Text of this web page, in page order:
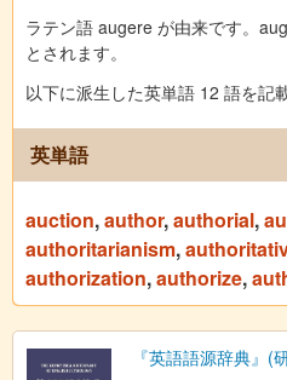
ラテン語 augere が由来です。
とされます。
以下に派生した英単語 12 語を記
英単語
auction,author,authorial,
authoritarianism,
authorization,authorize,
『英語語源辞典』(